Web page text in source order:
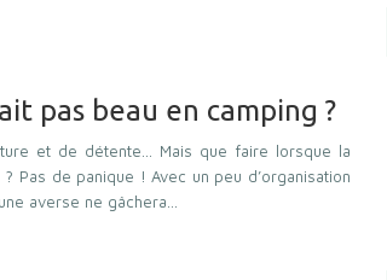
pas beau en camping ?
et de détente… Mais que faire lorsque la
de panique ! Avec un peu d’organisation
averse ne gâchera…